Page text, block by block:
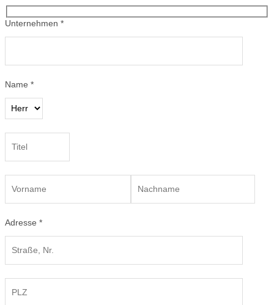
Unternehmen *
Name *
Adresse *